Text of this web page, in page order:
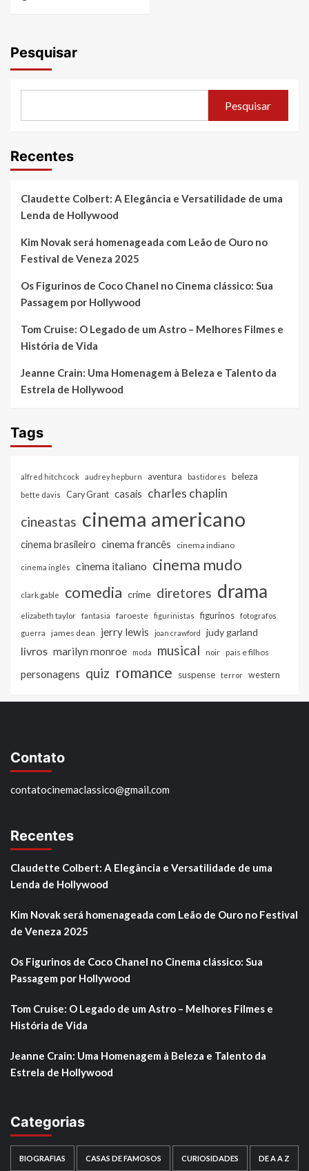
Pesquisar
Pesquisar
Recentes
Claudette Colbert: A Elegância e Versatilidade de uma
Lenda de Hollywood
Kim Novak será homenageada com Leão de Ouro no
Festival de Veneza 2025
Os Figurinos de Coco Chanel no Cinema clássico: Sua
Passagem por Hollywood
Tom Cruise: O Legado de um Astro – Melhores Filmes e
História de Vida
Jeanne Crain: Uma Homenagem à Beleza e Talento da
Estrela de Hollywood
Tags
alfred hitchcock audrey hepburn aventura bastidores beleza
bette davis Cary Grant casais charles chaplin
cineastas cinema americano
cinema brasileiro cinema francês cinema indiano
cinema inglês cinema italiano cinema mudo
clark gable comedia crime diretores drama
elizabeth taylor fantasia faroeste figurinistas figurinos
fotografos
guerra
james dean jerry lewis joan crawford judy garland
livros marilyn monroe moda musical noir pais e filhos
personagens quiz romance suspense terror western
Contato
contatocinemaclassico@gmail.com
Recentes
Claudette Colbert: A Elegância e Versatilidade de uma
Lenda de Hollywood
Kim Novak será homenageada com Leão de Ouro no Festival
de Veneza 2025
Os Figurinos de Coco Chanel no Cinema clássico: Sua
Passagem por Hollywood
Tom Cruise: O Legado de um Astro – Melhores Filmes e
História de Vida
Jeanne Crain: Uma Homenagem à Beleza e Talento da
Estrela de Hollywood
Categorias
BIOGRAFIAS CASAS DE FAMOSOS CURIOSIDADES DE A A Z